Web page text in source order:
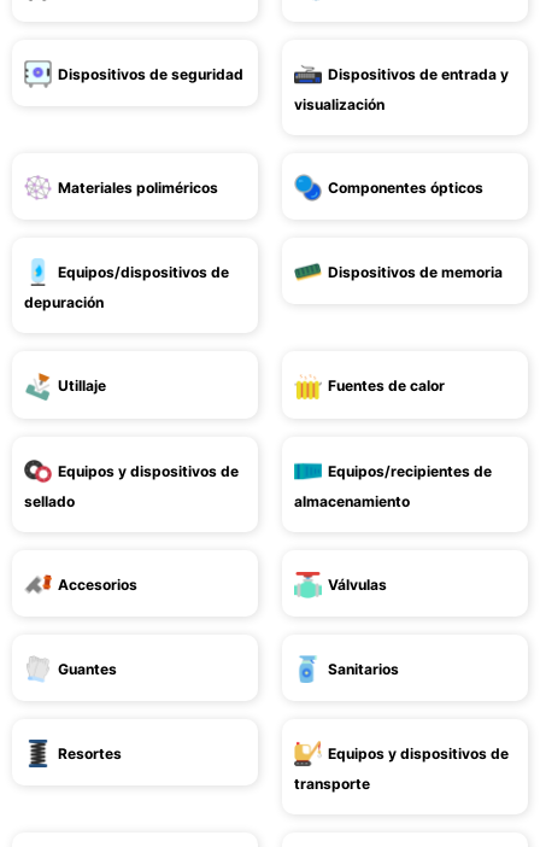
Dispositivos de seguridad
Dispositivos de entrada y
visualización
Materiales poliméricos Componentes ópticos
Equipos/dispositivos de
depuración
Dispositivos de memoria
Utillaje Fuentes de calor
Equipos y dispositivos de
sellado
Equipos/recipientes de
almacenamiento
Accesorios Válvulas
Guantes Sanitarios
Resortes
Equipos y dispositivos de
transporte